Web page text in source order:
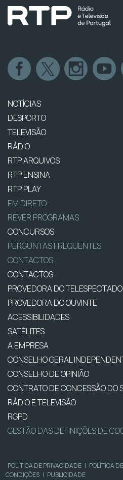
NOTÍCIAS
DESPORTO
TELEVISÃO
RÁDIO
RTP ARQUIVOS
RTP ENSINA
RTP PLAY
EM DIRETO
REVER PROGRAMAS
CONCURSOS
PERGUNTAS FREQUENTES
CONTACTOS
CONTACTOS
PROVEDORA DO
PROVEDORA DO OUVINTE
ACESSIBILIDADES
SATÉLITES
A EMPRESA
CONSELHO GERAL
CONSELHO DE OPINIÃO
CONTRATO DE CONCESSÃO DO
RÁDIO E TELEVISÃO
RGPD
GESTÃO DAS DEFINIÇÕES DE
POLÍTICA DE PRIVACIDADE | POLÍTICA
CONDIÇÕES | PUBLICIDADE